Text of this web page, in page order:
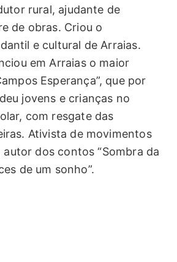
rural, ajudante de
de obras. Criou o
e cultural de Arraias.
em Arraias o maior
Esperança”, que por
jovens e crianças no
com resgate das
Ativista de movimentos
autor dos contos “Sombra da
de um sonho”.